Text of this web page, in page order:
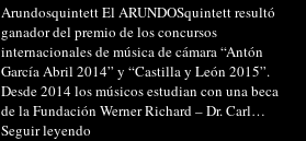
Arundosquintett El ARUNDOSquintett resultó
ganador del premio de los concursos
internacionales de música de cámara “Antón
García Abril 2014” y “Castilla y León 2015”.
Desde 2014 los músicos estudian con una beca
de la Fundación Werner Richard – Dr. Carl…
Seguir leyendo